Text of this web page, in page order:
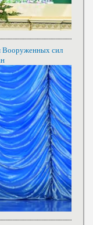
Вооруженных сил